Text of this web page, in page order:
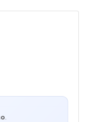
.